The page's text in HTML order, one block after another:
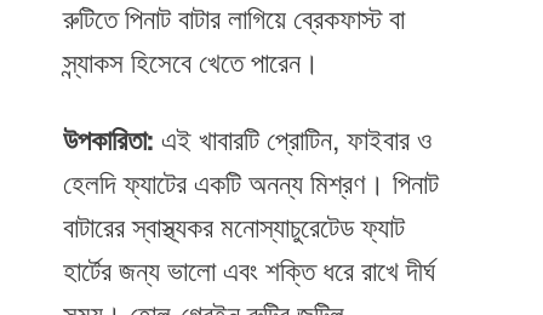
রুটিতে পিনাট বাটার লাগিয়ে ব্রেকফাস্ট বা
স্ন্যাকস হিসেবে খেতে পারেন।
উপকারিতা:এই খাবারটি প্রোটিন, ফাইবার ও
হেলদি ফ্যাটের একটি অনন্য মিশ্রণ। পিনাট
বাটারের স্বাস্থ্যকর মনোস্যাচুরেটেড ফ্যাট
হার্টের জন্য ভালো এবং শক্তি ধরে রাখে দীর্ঘ